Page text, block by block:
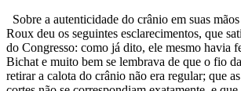
Sobre a autenticidade do crânio em suas
Roux deu os seguintes esclarecimentos, que
do Congresso: como já dito, ele mesmo havia
Bichat e muito bem se lembrava de que o fio
retirar a calota do crânio não era regular; que